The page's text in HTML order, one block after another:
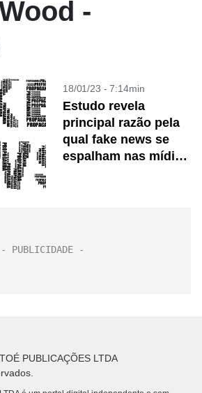
-
18/01/23 - 7:14min
Estudo revela
principal razão pela
qual fake news se
espalham nas mídias
PUBLICAÇÕES LTDA